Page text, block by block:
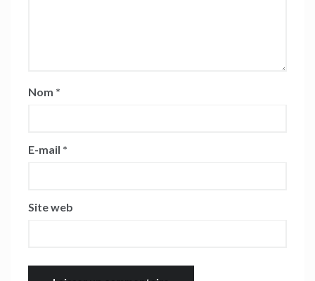
Nom *
E-mail *
Site web